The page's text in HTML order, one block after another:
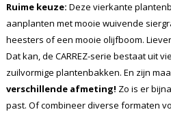
Ruime keuze: Deze vierkante
aanplanten met mooie wuivende
heesters of een mooie olijfboom.
Dat kan, de CARREZ-serie bestaat uit
zuilvormige plantenbakken. En zijn
verschillende afmeting! Zo is er
past. Of combineer diverse formaten